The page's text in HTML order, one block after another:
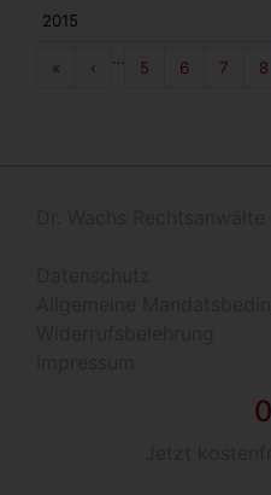
2015
« « Anfang
‹ Page
5 Page
6 Page
7 8